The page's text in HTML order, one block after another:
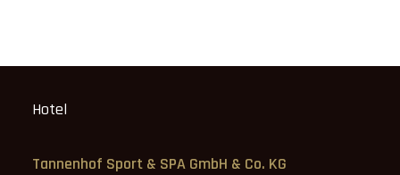
Hotel
Tannenhof Sport & SPA GmbH & Co. KG